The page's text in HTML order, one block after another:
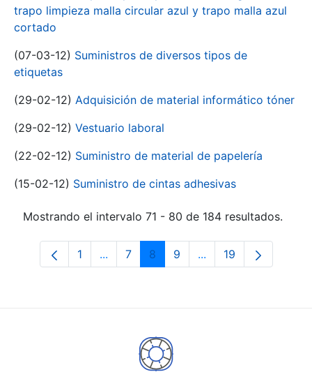
trapo limpieza malla circular azul y trapo malla azul
cortado
(07-03-12) Suministros de diversos tipos de
etiquetas
(29-02-12) Adquisición de material informático tóner
(29-02-12) Vestuario laboral
(22-02-12) Suministro de material de papelería
(15-02-12) Suministro de cintas adhesivas
Mostrando el intervalo 71 - 80 de 184 resultados.
Página
1 ...Páginas intermedias Use TAB para
Página
7 Página
8 Página
9 ...Páginas intermedias
Página
19